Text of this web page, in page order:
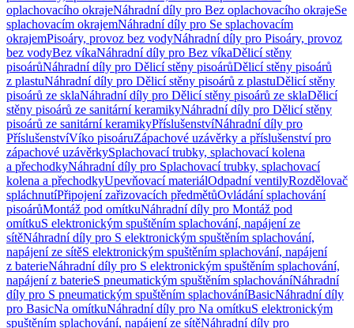
oplachovacího okrajeNáhradní díly pro Bez oplachovacího okrajeSe
splachovacím okrajemNáhradní díly pro Se splachovacím
okrajemPisoáry, provoz bez vodyNáhradní díly pro Pisoáry, provoz
bez vodyBez víkaNáhradní díly pro Bez víkaDělicí stěny
pisoárůNáhradní díly pro Dělicí stěny pisoárůDělicí stěny pisoárů
z plastuNáhradní díly pro Dělicí stěny pisoárů z plastuDělicí stěny
pisoárů ze sklaNáhradní díly pro Dělicí stěny pisoárů ze sklaDělicí
stěny pisoárů ze sanitární keramikyNáhradní díly pro Dělicí stěny
pisoárů ze sanitární keramikyPříslušenstvíNáhradní díly pro
PříslušenstvíVíko pisoáruZápachové uzávěrky a příslušenství pro
zápachové uzávěrkySplachovací trubky, splachovací kolena
a přechodkyNáhradní díly pro Splachovací trubky, splachovací
kolena a přechodkyUpevňovací materiálOdpadní ventilyRozdělovač
spláchnutíPřipojení zařizovacích předmětůOvládání splachování
pisoárůMontáž pod omítkuNáhradní díly pro Montáž pod
omítkuS elektronickým spuštěním splachování, napájení ze
sítěNáhradní díly pro S elektronickým spuštěním splachování,
napájení ze sítěS elektronickým spuštěním splachování, napájení
z baterieNáhradní díly pro S elektronickým spuštěním splachování,
napájení z baterieS pneumatickým spuštěním splachováníNáhradní
díly pro S pneumatickým spuštěním splachováníBasicNáhradní díly
pro BasicNa omítkuNáhradní díly pro Na omítkuS elektronickým
spuštěním splachování, napájení ze sítěNáhradní díly pro